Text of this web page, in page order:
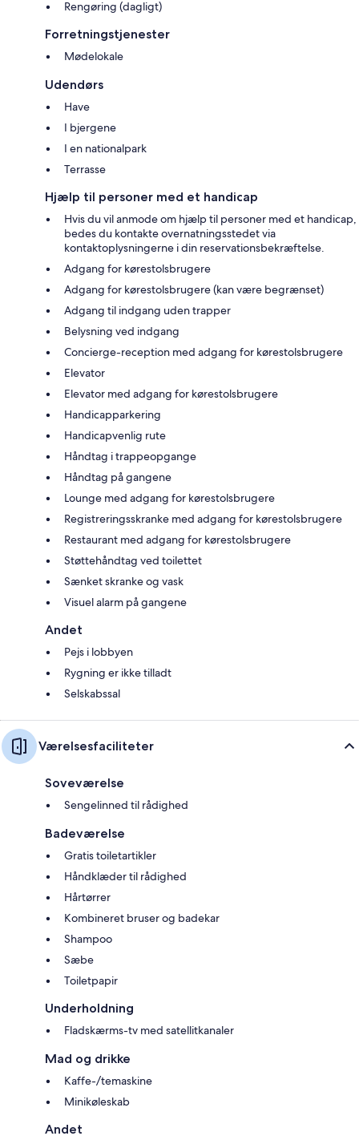
Rengøring (dagligt)
Forretningstjenester
Mødelokale
Udendørs
Have
I bjergene
I en nationalpark
Terrasse
Hjælp til personer med et handicap
Hvis du vil anmode om hjælp til personer med et handicap,
bedes du kontakte overnatningsstedet via
kontaktoplysningerne i din reservationsbekræftelse.
Adgang for kørestolsbrugere
Adgang for kørestolsbrugere (kan være begrænset)
Adgang til indgang uden trapper
Belysning ved indgang
Concierge-reception med adgang for kørestolsbrugere
Elevator
Elevator med adgang for kørestolsbrugere
Handicapparkering
Handicapvenlig rute
Håndtag i trappeopgange
Håndtag på gangene
Lounge med adgang for kørestolsbrugere
Registreringsskranke med adgang for kørestolsbrugere
Restaurant med adgang for kørestolsbrugere
Støttehåndtag ved toilettet
Sænket skranke og vask
Visuel alarm på gangene
Andet
Pejs i lobbyen
Rygning er ikke tilladt
Selskabssal
Værelsesfaciliteter
Soveværelse
Sengelinned til rådighed
Badeværelse
Gratis toiletartikler
Håndklæder til rådighed
Hårtørrer
Kombineret bruser og badekar
Shampoo
Sæbe
Toiletpapir
Underholdning
Fladskærms-tv med satellitkanaler
Mad og drikke
Kaffe-/temaskine
Minikøleskab
Andet